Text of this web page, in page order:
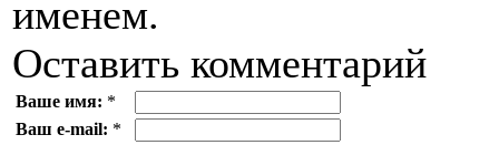
именем.
Оставить комментарий
Ваше имя: *
Ваш e-mail: *